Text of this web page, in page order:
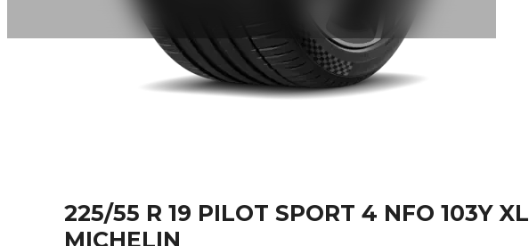
225/55 R 19 PILOT SPORT 4 NFO 103Y XL
MICHELIN